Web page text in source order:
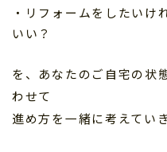
・リフォームをしたいけ
いい？
を、あなたのご自宅の状
わせて
進め方を一緒に考えていき